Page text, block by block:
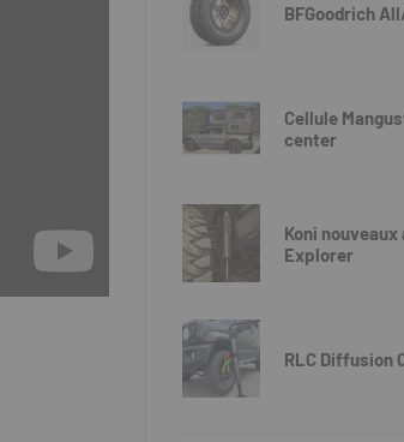
BFGoodrich
Cellule
center
Koni
Explorer
RLC Diffusion